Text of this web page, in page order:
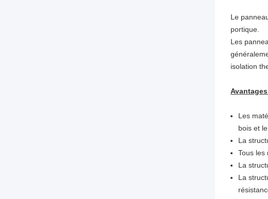
Le
portique.
Les
isolation
Les
bois et
La
Tous les
La
La